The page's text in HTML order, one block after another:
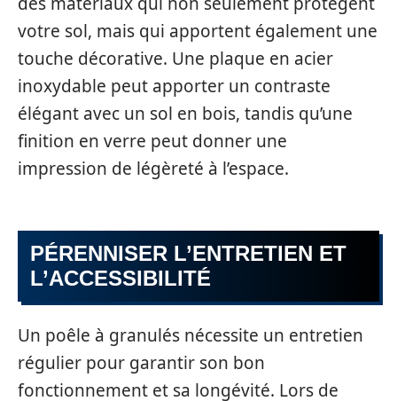
votre sol, mais qui apportent également une
touche décorative. Une plaque en acier
inoxydable peut apporter un contraste
élégant avec un sol en bois, tandis qu’une
finition en verre peut donner une
impression de légèreté à l’espace.
PÉRENNISER L’ENTRETIEN ET
L’ACCESSIBILITÉ
Un poêle à granulés nécessite un entretien
régulier pour garantir son bon
fonctionnement et sa longévité. Lors de